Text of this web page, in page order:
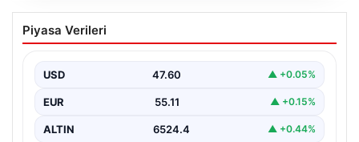
Bolu’da Vahşet: Yavru Kediye İşlenen
İğrenç Olay Kameralara Yansıdı
günlerde meydana gelen korkutucu olay, bölgedeki
sakinleri derinden sarstı. Elektrikli…
Piyasa Verileri
USD 47.60 ▲ +0.05%
EUR 55.11 ▲ +0.15%
ALTIN 6524.4 ▲ +0.44%